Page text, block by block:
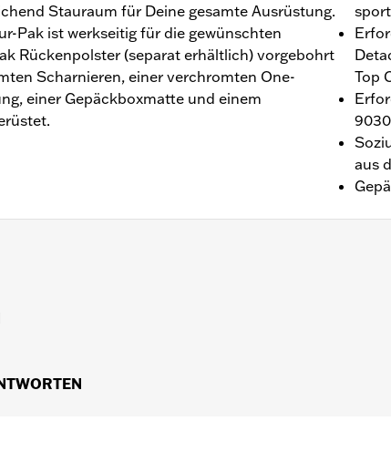
Stauraum für Deine gesamte Ausrüstung.
Pak ist werkseitig für die gewünschten
Rückenpolster (separat erhältlich) vorgebohrt
Scharnieren, einer verchromten One-
einer Gepäckboxmatte und einem
Top
aus
Erfordert für alle Modelle den H-D® Detachables™